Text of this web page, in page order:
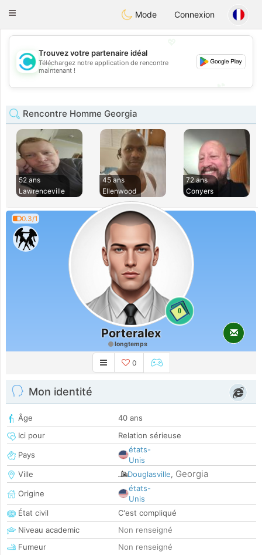
olombiaCitas
Toggle
Mode Connexion
💖
💕
Trouvez votre partenaire idéal
Téléchargez notre application de rencontre
maintenant !
Rencontre Homme Georgia
52 ans
Lawrenceville
45 ans
Ellenwood
72 ans
Conyers
0.3/1
0
Porteralex
longtemps
0
Mon identité
Âge
40 ans
Ici pour
Relation sérieuse
Pays
états-
Unis
Ville
Douglasville, Georgia
Origine
états-
Unis
État civil
C'est compliqué
Niveau academic
Non renseigné
Fumeur
Non renseigné